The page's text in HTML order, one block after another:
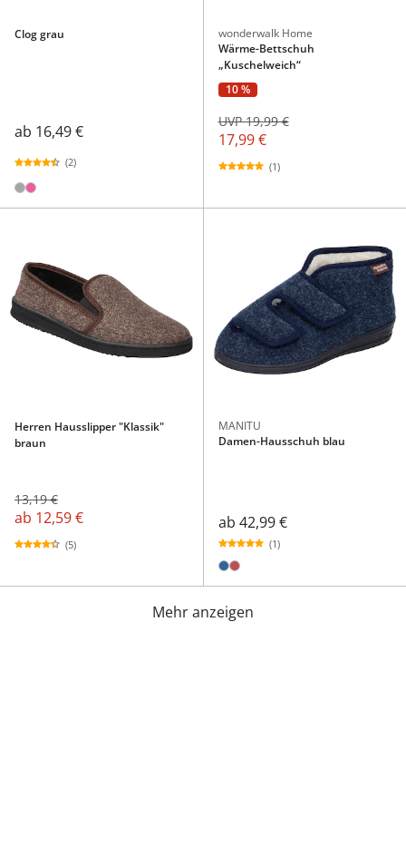
Clog grau
ab 16,49 €
(2)
wonderwalk Home
Wärme-Bettschuh
„Kuschelweich“
10 %
17,99 €
UVP 19,99 €
(1)
Herren Hausslipper "Klassik"
braun
13,19 €
ab 12,59 €
(5)
MANITU
Damen-Hausschuh blau
ab 42,99 €
(1)
Mehr anzeigen